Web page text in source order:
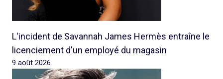
L'incident de Savannah James Hermès entraîne le
licenciement d'un employé du magasin
9 août 2026